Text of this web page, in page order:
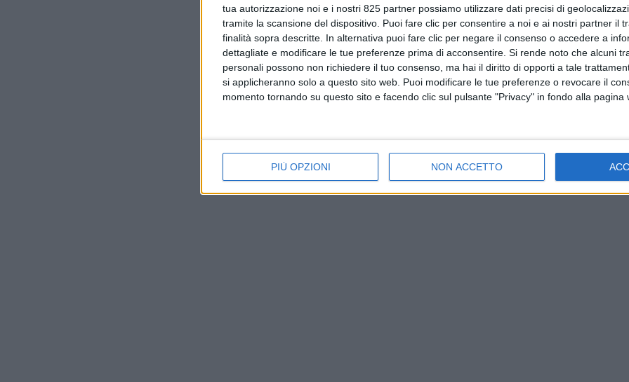
tua autorizzazione noi e i nostri 825 partner possiamo utilizzare dati precisi di
tramite la scansione del dispositivo. Puoi fare clic per consentire a noi e ai nostri partner il
finalità sopra descritte. In alternativa puoi fare clic per negare il consenso o accedere a
dettagliate e modificare le tue preferenze prima di acconsentire. Si rende noto che alcuni
personali possono non richiedere il tuo consenso, ma hai il diritto di opporti a tale
si applicheranno solo a questo sito web. Puoi modificare le tue preferenze o revocare il
momento tornando su questo sito e facendo clic sul pulsante "Privacy" in fondo alla pagina
PIÙ OPZIONI NON ACCETTO